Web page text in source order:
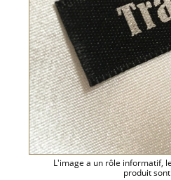
L'image a un rôle informatif,
produit